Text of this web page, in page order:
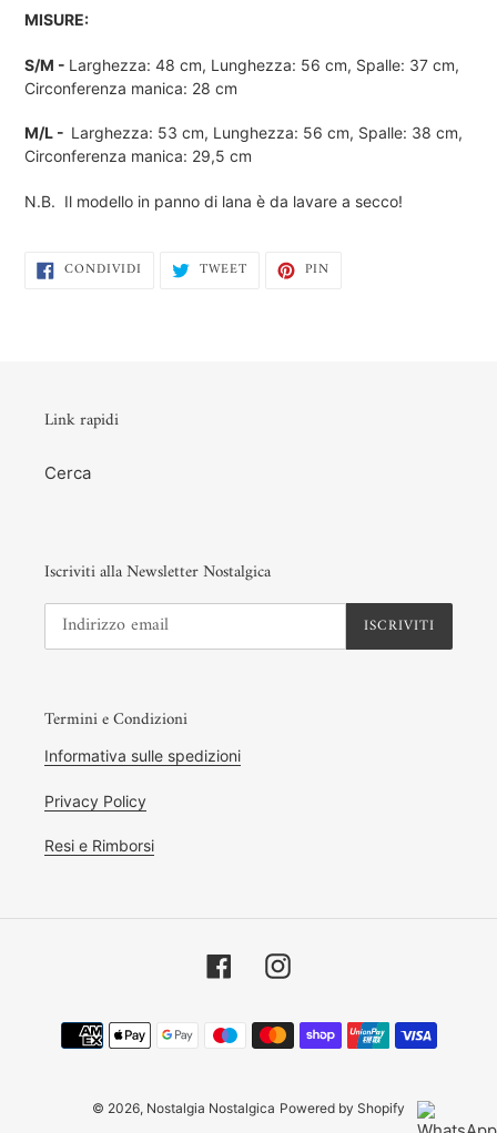
MISURE:
S/M - Larghezza: 48 cm, Lunghezza: 56 cm, Spalle: 37 cm,
Circonferenza manica: 28 cm
M/L - Larghezza: 53 cm, Lunghezza: 56 cm, Spalle: 38 cm,
Circonferenza manica: 29,5 cm
N.B. Il modello in panno di lana è da lavare a secco!
CONDIVIDI CONDIVIDITWEET TWITTA PIN
Link rapidi
Cerca
Iscriviti alla Newsletter Nostalgica
ISCRIVITI
Termini e Condizioni
Informativa sulle spedizioni
Privacy Policy
Resi e Rimborsi
FacebookInstagram
Metodi
di
© 2026, Nostalgia Nostalgica Powered by Shopify